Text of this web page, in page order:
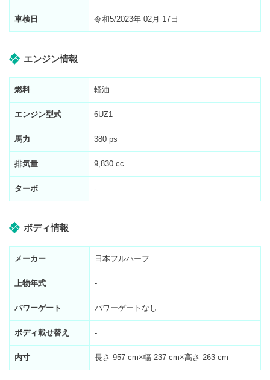
車検日 令和5/2023年 02月 17日
エンジン情報
燃料 軽油
エンジン型式 6UZ1
馬力 380 ps
排気量 9,830 cc
ターボ -
ボディ情報
メーカー 日本フルハーフ
上物年式 -
パワーゲート パワーゲートなし
ボディ載せ替え -
内寸 長さ 957 cm×幅 237 cm×高さ 263 cm